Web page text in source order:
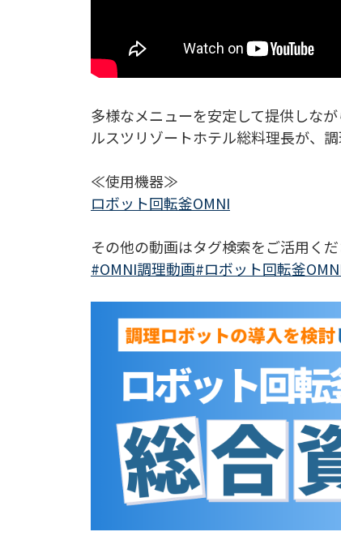
多様なメニューを安定して提供しな
ルスツリゾートホテル総料理長が、
≪使用機器≫
ロボット回転釜OMNI
その他の動画はタグ検索をご活用くだ
#OMNI調理動画#ロボット回転釜